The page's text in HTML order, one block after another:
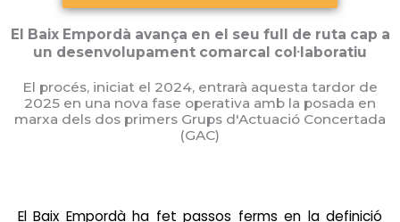
El Baix Empordà avança en el seu full de ruta cap a
un desenvolupament comarcal col·laboratiu
El procés, iniciat el 2024, entrarà aquesta tardor de
2025 en una nova fase operativa amb la posada en
marxa dels dos primers Grups d'Actuació Concertada
(GAC)
El Baix Empordà ha fet passos ferms en la definició